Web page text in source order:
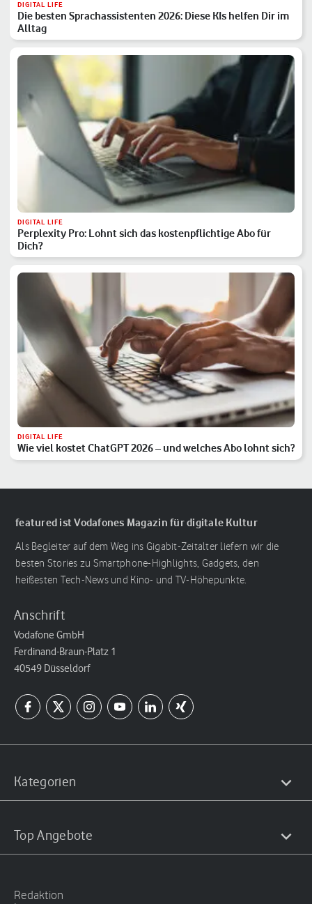
DIGITAL LIFE
Die besten Sprachassistenten 2026: Diese KIs helfen Dir im
Alltag
DIGITAL LIFE
Perplexity Pro: Lohnt sich das kostenpflichtige Abo für
Dich?
DIGITAL LIFE
Wie viel kostet ChatGPT 2026 – und welches Abo lohnt sich?
featured ist Vodafones Magazin für digitale Kultur
Als Begleiter auf dem Weg ins Gigabit-Zeitalter liefern wir die
besten Stories zu Smartphone-Highlights, Gadgets, den
heißesten Tech-News und Kino- und TV-Höhepunkte.
Anschrift
Vodafone GmbH
Ferdinand-Braun-Platz 1
40549 Düsseldorf
Kategorien
Top Angebote
Redaktion